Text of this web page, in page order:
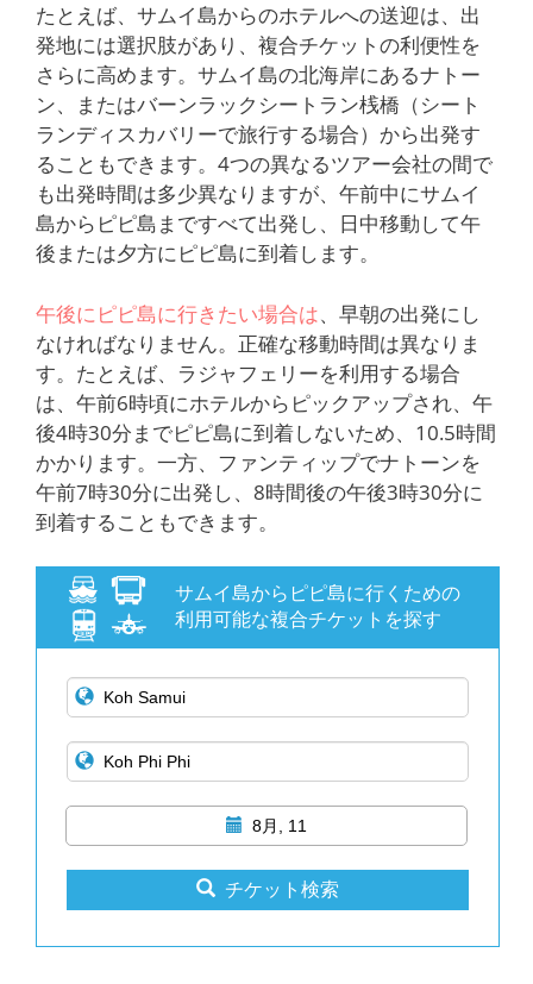
たとえば、サムイ島からのホテルへの送迎は、出
発地には選択肢があり、複合チケットの利便性を
さらに高めます。サムイ島の北海岸にあるナトー
ン、またはバーンラックシートラン桟橋（シート
ランディスカバリーで旅行する場合）から出発す
ることもできます。4つの異なるツアー会社の間で
も出発時間は多少異なりますが、午前中にサムイ
島からピピ島まですべて出発し、日中移動して午
後または夕方にピピ島に到着します。
午後にピピ島に行きたい場合は、早朝の出発にし
なければなりません。正確な移動時間は異なりま
す。たとえば、ラジャフェリーを利用する場合
は、午前6時頃にホテルからピックアップされ、午
後4時30分までピピ島に到着しないため、10.5時間
かかります。一方、ファンティップでナトーンを
午前7時30分に出発し、8時間後の午後3時30分に
到着することもできます。
サムイ島からピピ島に行くための
利用可能な複合チケットを探す
8月, 11
チケット検索